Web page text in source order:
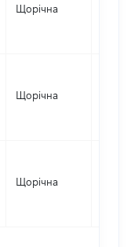
Щорічна
Щорічна
Щорічна